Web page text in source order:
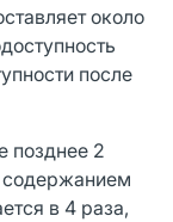
около
после
позднее 2
в 4 раза,